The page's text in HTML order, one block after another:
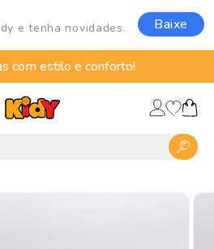
e tenha novidades. Baixe
com estilo e conforto!
Fazer
login
Lista
deCarrinho